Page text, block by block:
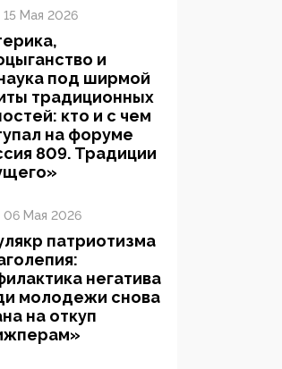
15 Мая 2026
и
под ширмой
традиционных
кто и с чем
на форуме
809. Традиции
06 Мая 2026
патриотизма
негатива
молодежи снова
на откуп